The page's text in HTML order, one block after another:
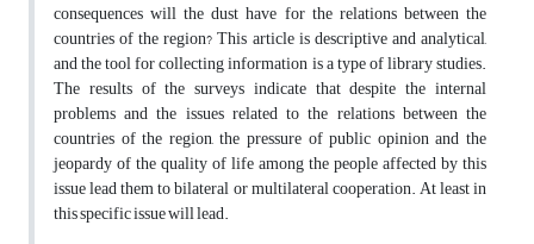
consequences will the dust have for the relations between the
countries of the region? This article is descriptive and analytical,
and the tool for collecting information is a type of library studies.
The results of the surveys indicate that despite the internal
problems and the issues related to the relations between the
countries of the region, the pressure of public opinion and the
jeopardy of the quality of life among the people affected by this
issue lead them to bilateral or multilateral cooperation. At least in
this specific issue will lead.